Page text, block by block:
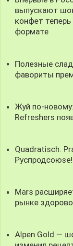
выпускают
конфет
формате
Полезные
фавориты
Жуй по-
Refreshers
Quadratisch.
Руспродсоюзе!
Mars
рынке
Alpen Gold —